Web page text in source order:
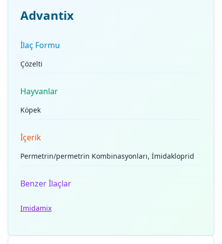
Advantix
İlaç Formu
Çözelti
Hayvanlar
Köpek
İçerik
Permetrin/permetrin Kombinasyonları, İmidakloprid
Benzer İlaçlar
Imidamix